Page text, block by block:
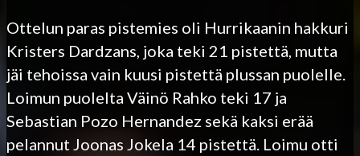
Ottelun paras pistemies oli Hurrikaanin hakkuri
Kristers Dardzans, joka teki 21 pistettä, mutta
jäi tehoissa vain kuusi pistettä plussan puolelle.
Loimun puolelta Väinö Rahko teki 17 ja
Sebastian Pozo Hernandez sekä kaksi erää
pelannut Joonas Jokela 14 pistettä. Loimu otti